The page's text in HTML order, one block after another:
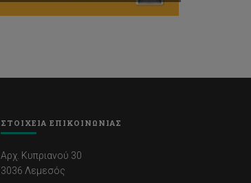
ΣΤΟΙΧΕΙΑ ΕΠΙΚΟΙΝΩΝΙΑΣ
Αρχ. Κυπριανού 30
3036 Λεμεσός